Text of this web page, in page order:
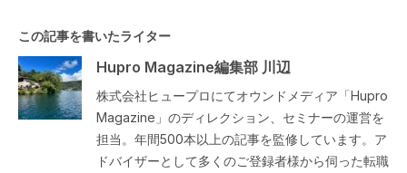
この記事を書いたライター
Hupro Magazine編集部 川辺
株式会社ヒュープロにてオウンドメディア「Hupro
Magazine」のディレクション、セミナーの運営を
担当。年間500本以上の記事を監修しています。ア
ドバイザーとして多くのご登録者様から伺った転職